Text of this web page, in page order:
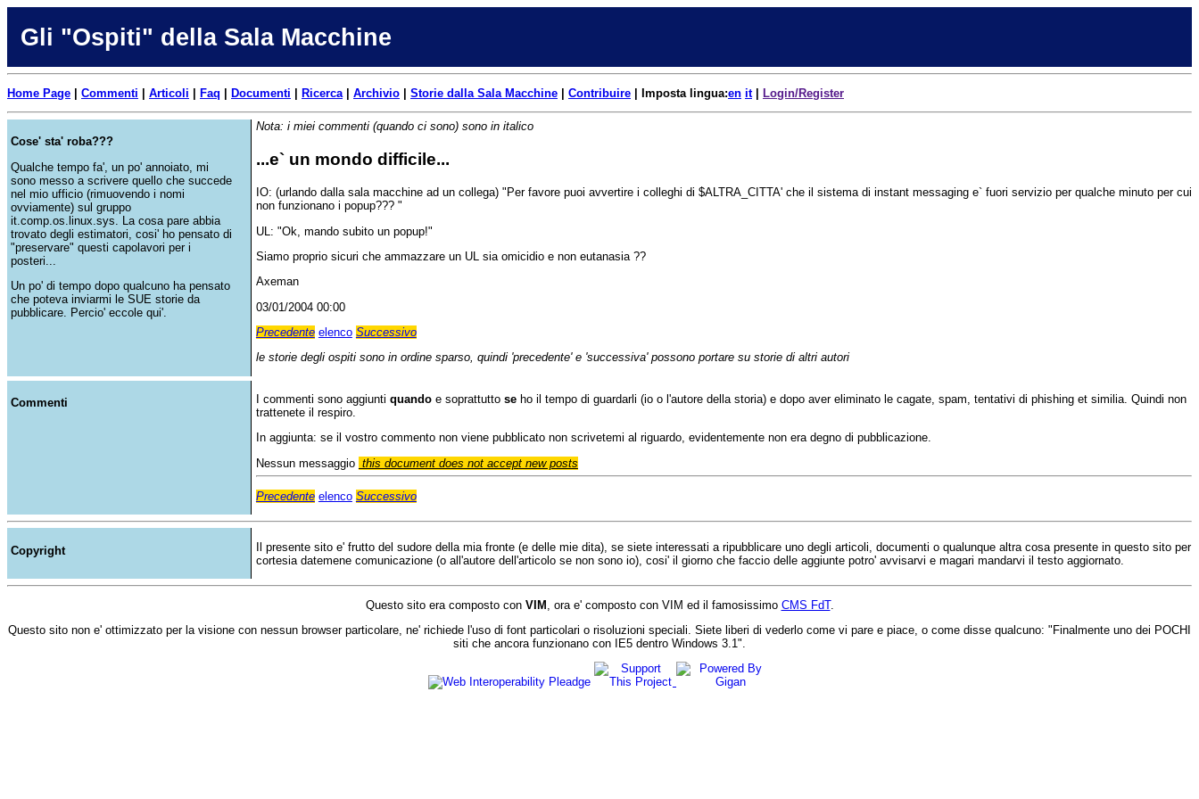
Gli "Ospiti" della Sala Macchine
Home Page Commenti Articoli Faq Documenti Ricerca Archivio Storie dalla Sala Macchine Contribuire | Imposta lingua:en it Login/Register
Cose' sta' roba???
Qualche tempo fa', un po' annoiato, mi
sono messo a scrivere quello che succede
nel mio ufficio (rimuovendo i nomi
ovviamente) sul gruppo
it.comp.os.linux.sys. La cosa pare abbia
trovato degli estimatori, cosi' ho pensato di
"preservare" questi capolavori per i
posteri...
Un po' di tempo dopo qualcuno ha pensato
che poteva inviarmi le SUE storie da
pubblicare. Percio' eccole qui'.
Nota: i miei commenti (quando ci sono) sono in italico
...e` un mondo difficile...
IO: (urlando dalla sala macchine ad un collega) "Per favore puoi avvertire i colleghi di $ALTRA_CITTA' che il sistema di instant messaging e` fuori servizio per qualche minuto per cui
non funzionano i popup??? "
UL: "Ok, mando subito un popup!"
Siamo proprio sicuri che ammazzare un UL sia omicidio e non eutanasia ??
Axeman
03/01/2004 00:00
Precedente elenco Successivo
le storie degli ospiti sono in ordine sparso, quindi 'precedente' e 'successiva' possono portare su storie di altri autori
Commenti I commenti sono aggiunti quandoe soprattutto seho il tempo di guardarli (io o l'autore della storia) e dopo aver eliminato le cagate, spam, tentativi di phishing et similia. Quindi non
trattenete il respiro.
In aggiunta: se il vostro commento non viene pubblicato non scrivetemi al riguardo, evidentemente non era degno di pubblicazione.
Nessun messaggio this document does not accept new posts
Precedente elenco Successivo
Copyright
Il presente sito e' frutto del sudore della mia fronte (e delle mie dita), se siete interessati a ripubblicare uno degli articoli, documenti o qualunque altra cosa presente in questo sito per
cortesia datemene comunicazione (o all'autore dell'articolo se non sono io), cosi' il giorno che faccio delle aggiunte potro' avvisarvi e magari mandarvi il testo aggiornato.
Questo sito era composto con VIM , ora e' composto con VIM ed il famosissimo CMS FdT.
Questo sito non e' ottimizzato per la visione con nessun browser particolare, ne' richiede l'uso di font particolari o risoluzioni speciali. Siete liberi di vederlo come vi pare e piace, o come disse qualcuno: "Finalmente uno dei POCHI
siti che ancora funzionano con IE5 dentro Windows 3.1".